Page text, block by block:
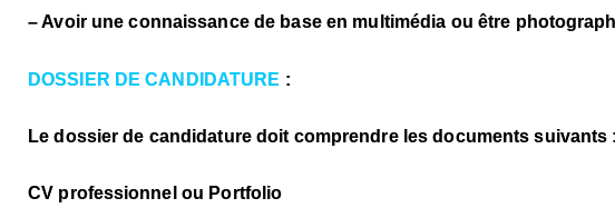
– Avoir une connaissance de base en multimédia ou être
DOSSIER DE CANDIDATURE :
Le dossier de candidature doit comprendre les documents suivants :
CV professionnel ou Portfolio